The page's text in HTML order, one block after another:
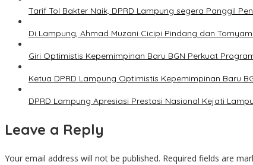
Tarif Tol Bakter Naik, DPRD Lampung segera Panggil
Di Lampung, Ahmad Muzani Cicipi Pindang dan
Giri Optimistis Kepemimpinan Baru BGN Perkuat
Ketua DPRD Lampung Optimistis Kepemimpinan Baru
DPRD Lampung Apresiasi Prestasi Nasional Kejati
Leave a Reply
Your email address will not be published. Required fields are